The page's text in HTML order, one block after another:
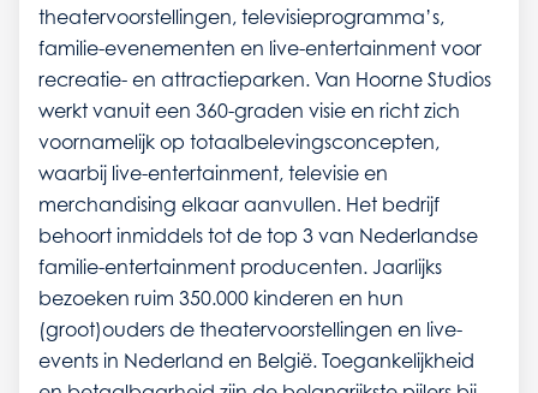
theatervoorstellingen, televisieprogramma’s,
familie-evenementen en live-entertainment voor
recreatie- en attractieparken. Van Hoorne Studios
werkt vanuit een 360-graden visie en richt zich
voornamelijk op totaalbelevingsconcepten,
waarbij live-entertainment, televisie en
merchandising elkaar aanvullen. Het bedrijf
behoort inmiddels tot de top 3 van Nederlandse
familie-entertainment producenten. Jaarlijks
bezoeken ruim 350.000 kinderen en hun
(groot)ouders de theatervoorstellingen en live-
events in Nederland en België. Toegankelijkheid